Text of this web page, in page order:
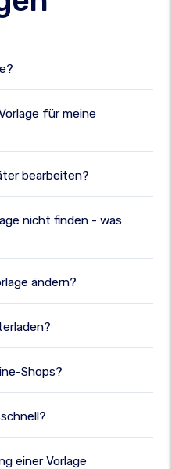
für meine
bearbeiten?
nicht finden - was
ändern?
Shops?
einer Vorlage